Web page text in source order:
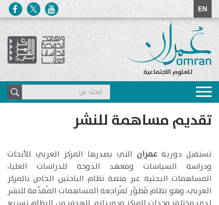
EN
للعلوم الاجتماعية
Toggle
navigation
تقديم مساهمة للنشر
تستقبل دوريةعمران التي يصدرها المركز العربي للأبحاث
ودراسة السياسات ومعهد الدوحة للدراسات العليا،
المساهمات البحثية عبر منصة نظام الباحثين الخاص بالمركز
العربي، وهو نظام مُطوَّر لمُراجعة المساهمات المُقدَّمة للنشر